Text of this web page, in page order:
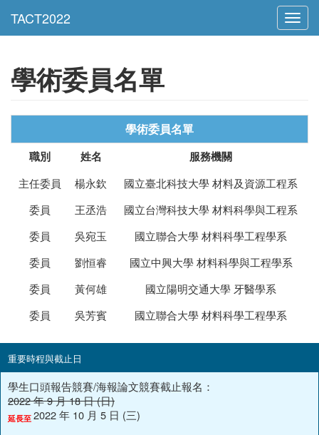
學術委員名單
學術委員名單
職別 姓名
服務機關
主任委員
楊永欽
國立臺北科技大學 材料及資源工程系
委員
王丞浩
國立台灣科技大學 材料科學與工程系
委員
吳宛玉
國立聯合大學 材料科學工程學系
委員
劉恒睿
國立中興大學 材料科學與工程學系
委員
黃何雄
國立陽明交通大學 牙醫學系
委員
吳芳賓 國立聯合大學 材料科學工程學系
重要時程與截止日
學生口頭報告競賽/海報論文競賽截止報名：
2022 年 9 月 18 日 (日)
延長至 2022 年 10 月 5 日 (三)